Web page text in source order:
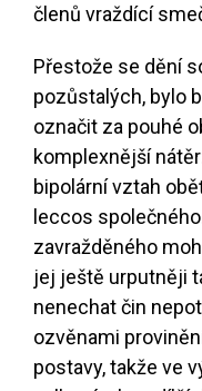
členů vraždící
Přestože se dění
pozůstalých, bylo
označit za pouhé
komplexnější
bipolární vztah
leccos
zavražděného
jej ještě urputněji
nenechat čin
ozvěnami
postavy, takže ve